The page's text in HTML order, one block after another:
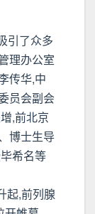
引了众多
理办公室
传华,中
员会副会
,前北京
博士生导
希名等
起,前列腺